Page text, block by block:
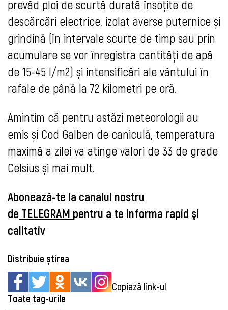
prevăd ploi de scurtă durată însoțite de
descărcări electrice, izolat averse puternice și
grindină (în intervale scurte de timp sau prin
acumulare se vor înregistra cantități de apă
de 15-45 l/m2) și intensificări ale vântului în
rafale de până la 72 kilometri pe oră.
Amintim că pentru astăzi meteorologii au
emis și Cod Galben de caniculă, temperatura
maximă a zilei va atinge valori de 33 de grade
Celsius și mai mult.
Abonează-te la canalul nostru
de TELEGRAM pentru a te informa rapid şi
calitativ
Distribuie știrea
Copiază link-ul
Toate tag-urile